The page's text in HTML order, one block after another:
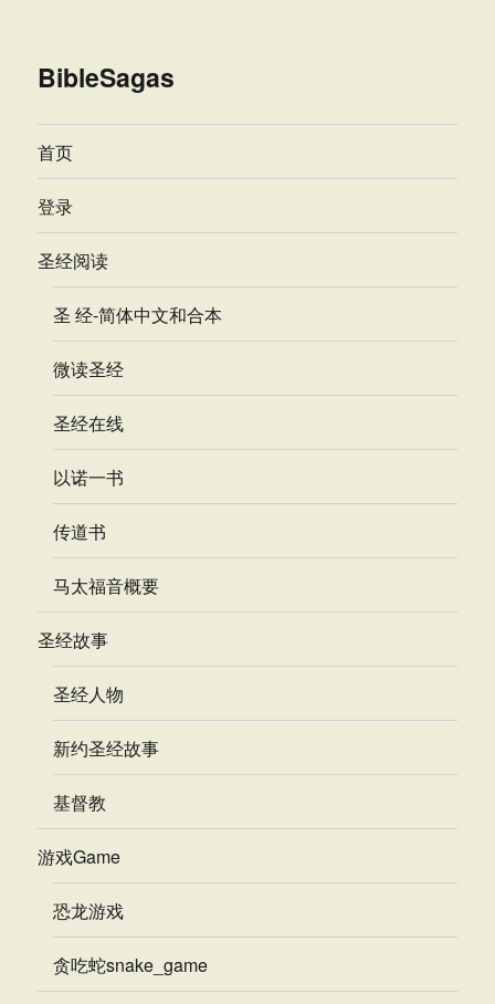
BibleSagas
首页
登录
圣经阅读
圣 经-简体中文和合本
微读圣经
圣经在线
以诺一书
传道书
马太福音概要
圣经故事
圣经人物
新约圣经故事
基督教
游戏Game
恐龙游戏
贪吃蛇snake_game